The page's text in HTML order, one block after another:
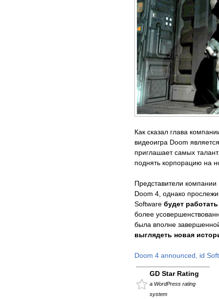
Как сказал глава
видеоигра Doom
приглашает самых
поднять корпорацию на
Представители
Doom 4, однако
Software будет
более
была вполне
выглядеть новая
Doom 4 announced, id
GD Star Rating
a WordPress rating
system